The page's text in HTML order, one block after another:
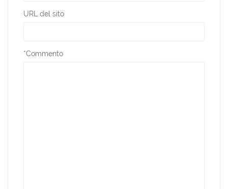
URL del sito
*Commento